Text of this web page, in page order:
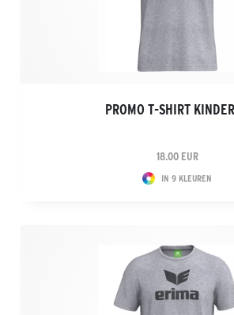
PROMO T-SHIRT
18.00 EUR
IN 9 KLEUREN